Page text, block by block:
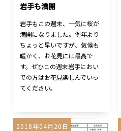
岩手も満開
岩手もこの週末、一気に桜が
満開になりました。例年より
ちょっと早いですが、気候も
暖かく、お花見には最高で
す。ぜひこの週末岩手におい
での方はお花見楽しんでいっ
てください。
2018年04月20日